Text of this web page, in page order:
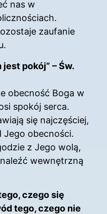
nas w
zaufanie
pokój” – Św.
obecność Boga w
spokój serca.
się najczęściej,
Jego obecności.
z Jego wolą,
wewnętrzną
czego się
tego, czego nie